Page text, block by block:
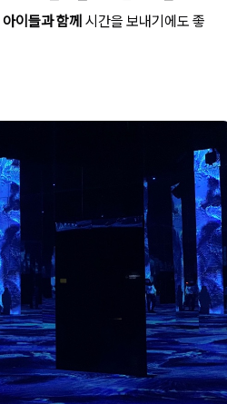
아이들과 함께시간을 보내기에도 좋